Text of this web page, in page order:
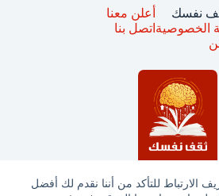
الارتباط للتأكد من أننا نقدم لك أفضل
نفسك
الخصوصية
أعلن معنا
اتصل بنا